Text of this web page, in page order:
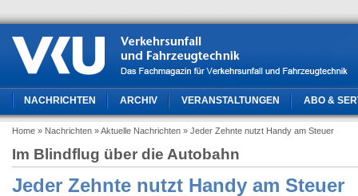
NACHRICHTEN ARCHIV VERANSTALTUNGEN ABO &
Home » Nachrichten » Aktuelle Nachrichten » Jeder Zehnte nutzt Handy am Steuer
Im Blindflug über die Autobahn
Jeder Zehnte nutzt Handy am Steuer